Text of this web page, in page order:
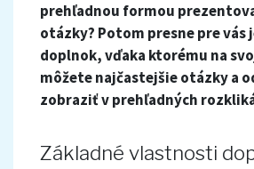
prehľadnou formou
otázky? Potom presne pre vás
doplnok, vďaka ktorému na
môžete najčastejšie otázky a
zobraziť v prehľadných
Základné vlastnosti